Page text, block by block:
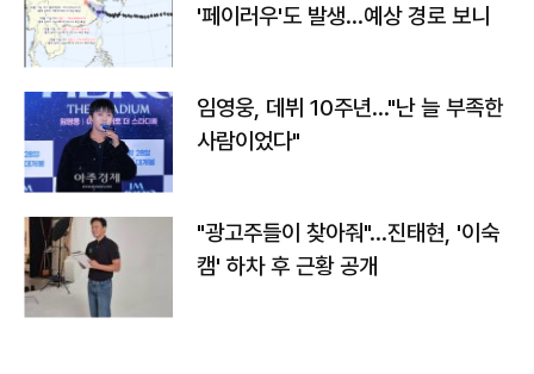
'페이러우'도 발생…예상 경로 보니
임영웅, 데뷔 10주년…"난 늘 부족한
사람이었다"
"광고주들이 찾아줘"…진태현, '이숙
캠' 하차 후 근황 공개